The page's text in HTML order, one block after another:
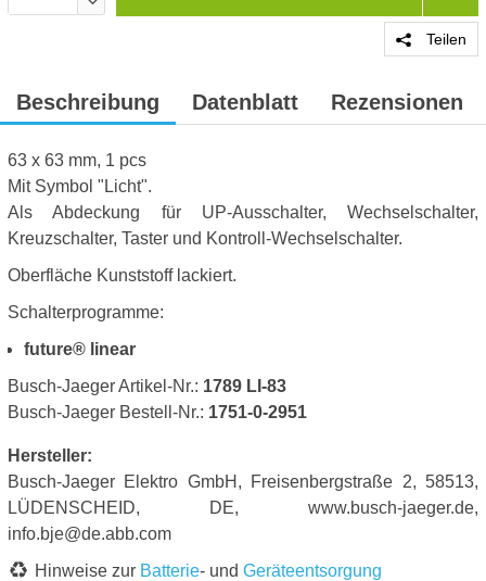
Teilen
Beschreibung Datenblatt Rezensionen
63 x 63 mm, 1 pcs
Mit Symbol "Licht".
Als Abdeckung für UP-Ausschalter, Wechselschalter,
Kreuzschalter, Taster und Kontroll-Wechselschalter.
Oberfläche Kunststoff lackiert.
Schalterprogramme:
future® linear
Busch-Jaeger Artikel-Nr.: 1789 LI-83
Busch-Jaeger Bestell-Nr.: 1751-0-2951
Hersteller:
Busch-Jaeger Elektro GmbH, Freisenbergstraße 2, 58513,
LÜDENSCHEID, DE, www.busch-jaeger.de,
info.bje@de.abb.com
Hinweise zur Batterie- und Geräteentsorgung